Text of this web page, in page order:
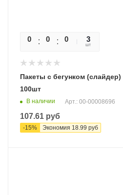
0 0 0 03
шт
Пакеты c бегунком
100шт
В наличии Арт.: 00-00008696
107.61 руб
-15% Экономия 18.99 руб